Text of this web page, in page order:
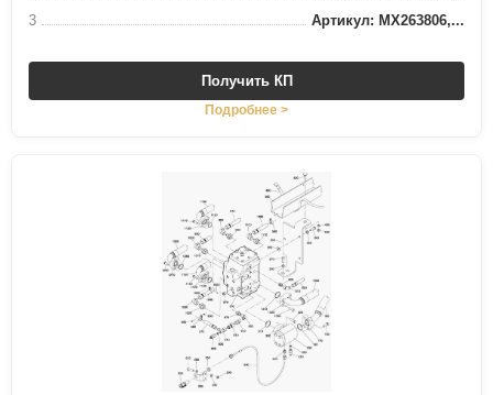
3
Артикул: MX263806,...
Получить КП
Подробнее >